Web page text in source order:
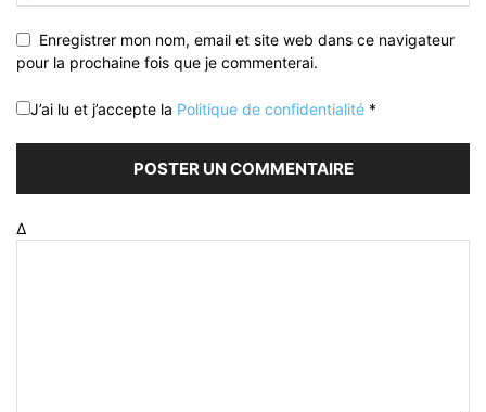
Enregistrer mon nom, email et site web dans ce navigateur
pour la prochaine fois que je commenterai.
J’ai lu et j’accepte la Politique de confidentialité *
Δ